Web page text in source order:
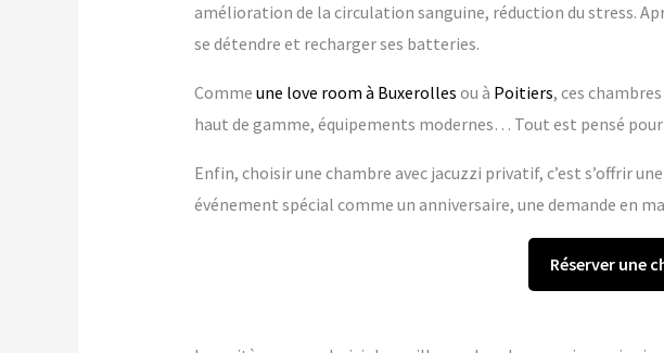
amélioration de la circulation sanguine, réduction du stress.
se détendre et recharger ses batteries.
Comme une love room à Buxerolles ou à Poitiers, ces
haut de gamme, équipements modernes… Tout est pensé
Enfin, choisir une chambre avec jacuzzi privatif, c’est s’offrir
événement spécial comme un anniversaire, une demande en
Réserver une